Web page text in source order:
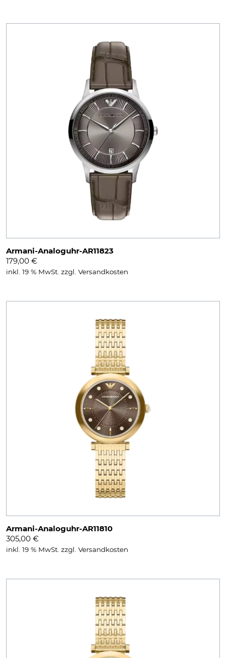
Armani-Analoguhr-AR11823
179,00 €
inkl. 19 % MwSt. zzgl. Versandkosten
Armani-Analoguhr-AR11810
305,00 €
inkl. 19 % MwSt. zzgl. Versandkosten